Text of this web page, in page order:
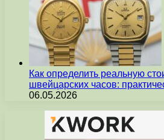
Как определить реальную
швейцарских часов:
06.05.2026